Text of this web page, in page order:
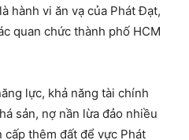
hành vi ăn vạ của Phát Đạt,
quan chức thành phố HCM
lực, khả năng tài chính
sản, nợ nần lừa đảo nhiều
cấp thêm đất để vực Phát